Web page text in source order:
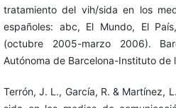
tratamiento del vih/sida en los
españoles: abc, El Mundo, El
(octubre 2005-marzo 2006).
Autónoma de Barcelona-Instituto de
Terrón, J. L., García, R. & Martínez,